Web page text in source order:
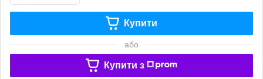
Купити
або
Купити з